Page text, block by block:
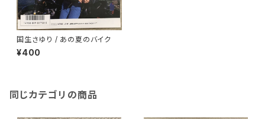
国生さゆり / あの夏のバイク
¥400
同じカテゴリの商品